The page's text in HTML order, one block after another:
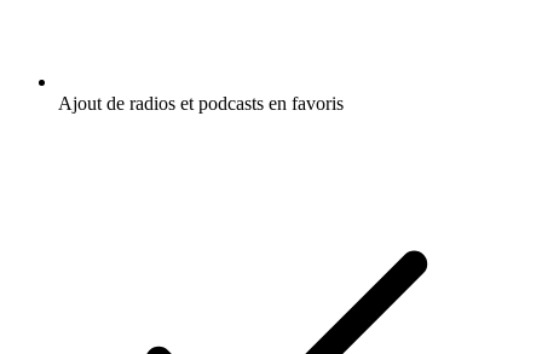
Ajout de radios et podcasts en favoris